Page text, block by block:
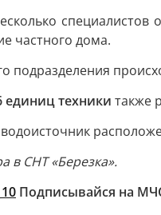
частного дома.
подразделения
единиц техники также
в СНТ «Березка».
Подписывайся на